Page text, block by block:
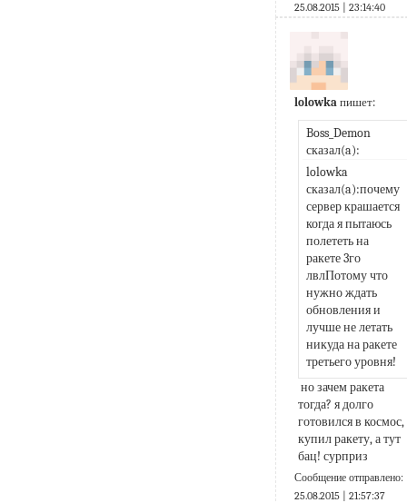
25.08.2015 | 23:14:40
lolowka пишет:
Boss_Demon
сказал(a):
lolowka
сказал(a):почему
сервер крашается
когда я пытаюсь
полететь на
ракете 3го
лвлПотому что
нужно ждать
обновления и
лучше не летать
никуда на ракете
третьего уровня!
тогда? я долго
готовился в космос,
купил ракету, а тут
бац! сурприз
Сообщение отправлено:
25.08.2015 | 21:57:37